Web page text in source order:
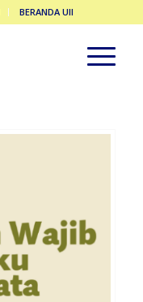
BERANDA UII